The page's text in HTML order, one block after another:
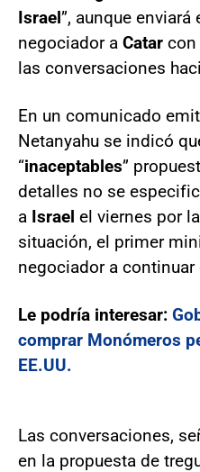
Israel”, aunque
negociador a Catar con
las conversaciones
En un comunicado
Netanyahu se indicó
“inaceptables”
detalles no se
a Israel el viernes por
situación, el primer
negociador a
Le podría interesar:
comprar Monómeros
EE.UU.
Las conversaciones,
en la propuesta de